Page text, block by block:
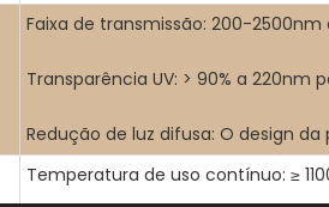
Faixa de transmissão: 200-2500nm
Transparência UV: > 90% a 220nm
Redução de luz difusa: O design
Temperatura de uso contínuo: ≥